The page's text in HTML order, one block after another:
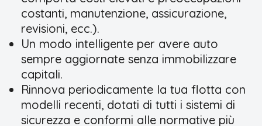
costanti, manutenzione, assicurazione,
revisioni, ecc.).
Un modo intelligente per avere auto
sempre aggiornate senza immobilizzare
capitali.
Rinnova periodicamente la tua flotta con
modelli recenti, dotati di tutti i sistemi di
sicurezza e conformi alle normative più